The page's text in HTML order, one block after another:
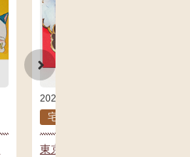
2026年04月07日
宅配買取
東京都板橋区【宅配買取】ド